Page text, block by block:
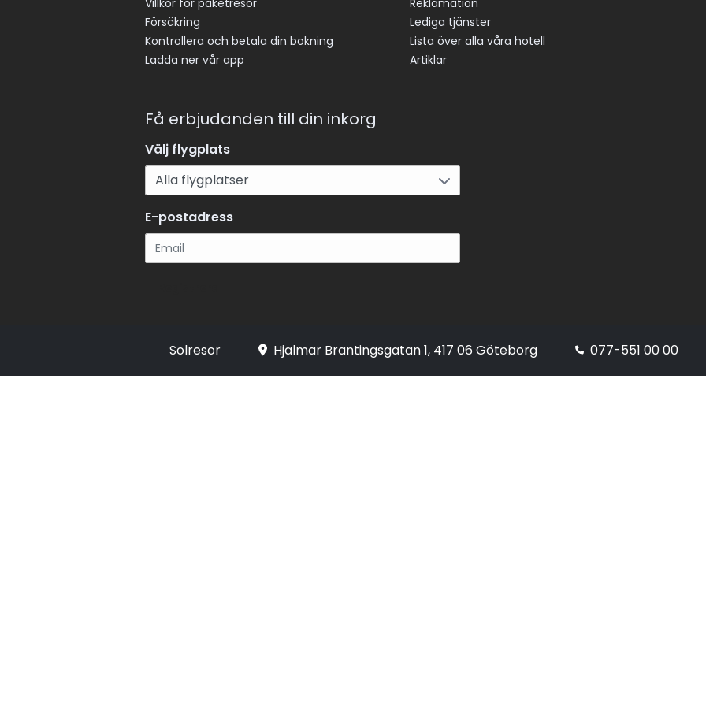
Villkor för paketresor
Försäkring
Kontrollera och betala din bokning
Ladda ner vår app
Reklamation
Lediga tjänster
Lista över alla våra hotell
Artiklar
Få erbjudanden till din inkorg
Välj flygplats
E-postadress
Solresor Hjalmar Brantingsgatan 1, 417 06 Göteborg 077-551 00 00